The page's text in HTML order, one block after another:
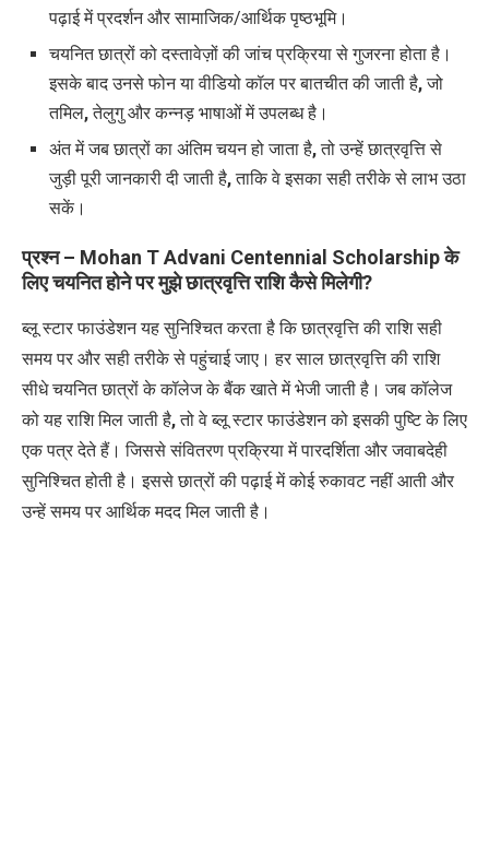
पढ़ाई में प्रदर्शन और सामाजिक/आर्थिक पृष्ठभूमि।
चयनित छात्रों को दस्तावेज़ों की जांच प्रक्रिया से गुजरना होता है।
इसके बाद उनसे फोन या वीडियो कॉल पर बातचीत की जाती है,जो
तमिल,तेलुगु और कन्नड़ भाषाओं में उपलब्ध है।
अंत में जब छात्रों का अंतिम चयन हो जाता है,तो उन्हें छात्रवृत्ति से
जुड़ी पूरी जानकारी दी जाती है,ताकि वे इसका सही तरीके से लाभ उठा
सकें।
प्रश्न – Mohan T Advani Centennial Scholarship के
लिएचयनित होने पर मुझे छात्रवृत्ति राशि कैसे मिलेगी?
ब्लू स्टार फाउंडेशन यह सुनिश्चित करता है कि छात्रवृत्ति की राशि सही
समय पर और सही तरीके से पहुंचाई जाए। हर साल छात्रवृत्ति की राशि
सीधे चयनित छात्रों के कॉलेज के बैंक खाते में भेजी जाती है। जब कॉलेज
को यह राशि मिल जाती है,तो वे ब्लू स्टार फाउंडेशन को इसकी पुष्टि के लिए
एक पत्र देते हैं। जिससे संवितरण प्रक्रिया में पारदर्शिता और जवाबदेही
सुनिश्चित होती है। इससे छात्रों की पढ़ाई में कोई रुकावट नहीं आती और
उन्हें समय पर आर्थिक मदद मिल जाती है।